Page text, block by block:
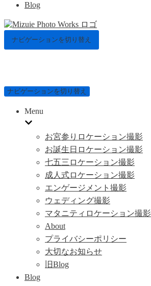
Blog
ナビゲーションを切り替え
ナビゲーションを切り替え
Menu
お宮参りロケーション撮影
お誕生日ロケーション撮影
七五三ロケーション撮影
成人式ロケーション撮影
エンゲージメント撮影
ウェディング撮影
マタニティロケーション撮影
About
プライバシーポリシー
大切なお知らせ
旧Blog
Blog